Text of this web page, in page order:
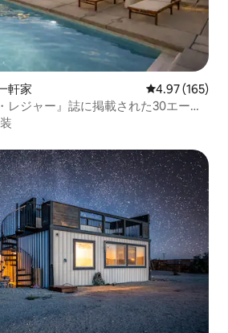
軒家 レビュー165
4.97 (165)
レジャー』誌に掲載された30エーカ
大邸宅
スです。